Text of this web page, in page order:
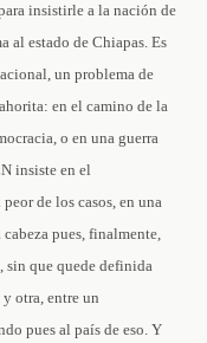
insistirle a la nación de
al estado de Chiapas. Es
un problema de
en el camino de la
o en una guerra
insiste en el
de los casos, en una
pues, finalmente,
sin que quede definida
otra, entre un
pues al país de eso. Y